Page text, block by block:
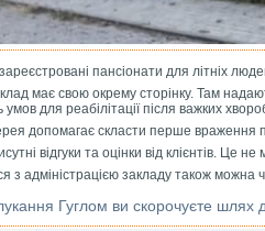
пансіонати для літніх
має свою окрему сторінку. Там
умов для реабілітації після важких
допомагає скласти перше враження
відгуки та оцінки від клієнтів.
з адміністрацією закладу також можна
Гуглом ви скорочуєте шлях